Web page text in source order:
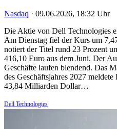
Nasdaq · 09.06.2026, 18:32 Uhr
Die Aktie von Dell Technologies
Am Dienstag fiel der Kurs um
notiert der Titel rund 23 Prozent
416,10 Euro aus dem Juni. Der
Geschäfte laufen blendend. Das
des Geschäftsjahres 2027
43,84 Milliarden Dollar…
Dell Technologies